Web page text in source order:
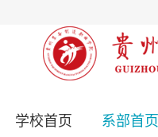
学校首页 系部首页